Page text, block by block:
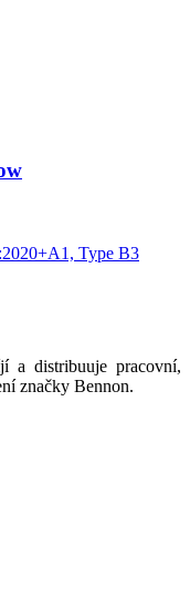
Type B3
a distribuuje pracovní,
značky Bennon.